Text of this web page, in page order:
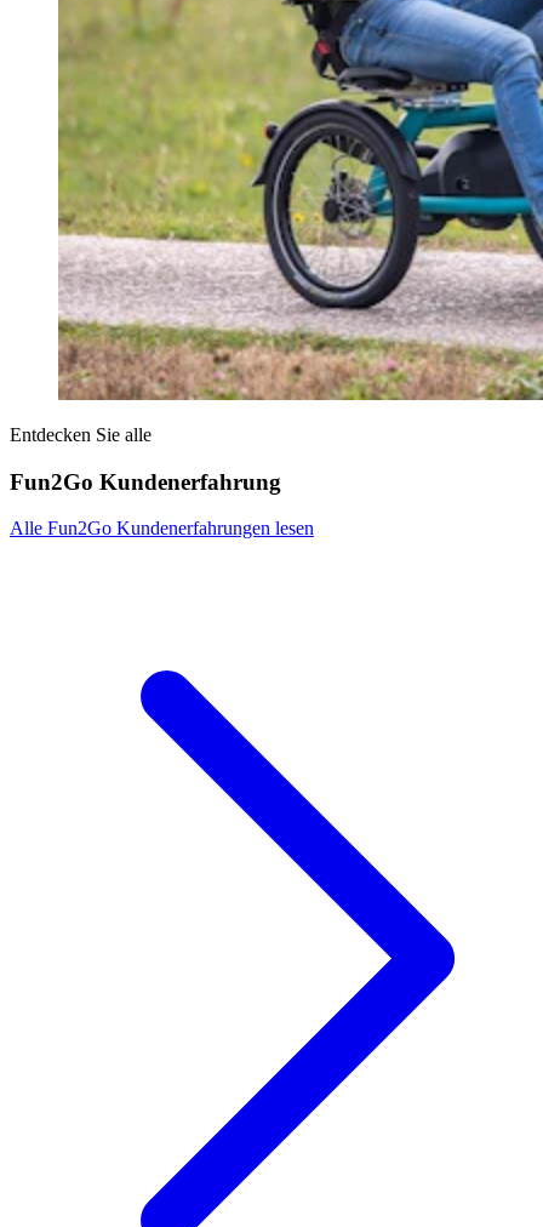
Entdecken Sie alle
Fun2Go Kundenerfahrung
Alle Fun2Go Kundenerfahrungen lesen